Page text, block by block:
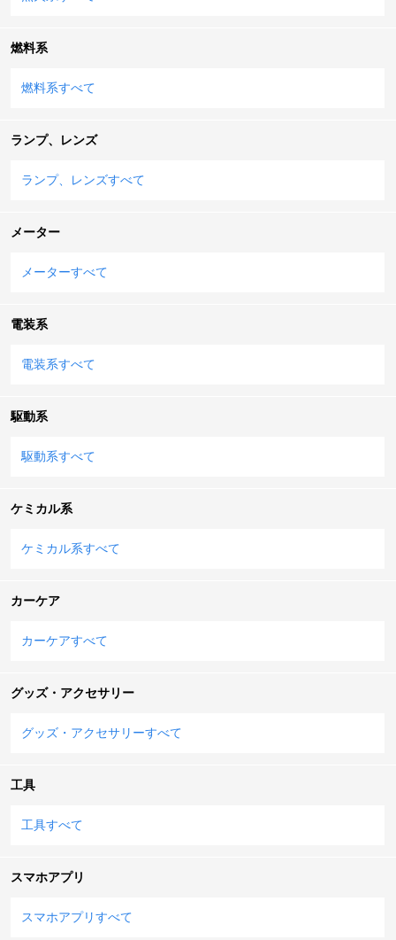
燃料系
燃料系すべて
ランプ、レンズ
ランプ、レンズすべて
メーター
メーターすべて
電装系
電装系すべて
駆動系
駆動系すべて
ケミカル系
ケミカル系すべて
カーケア
カーケアすべて
グッズ・アクセサリー
グッズ・アクセサリーすべて
工具
工具すべて
スマホアプリ
スマホアプリすべて